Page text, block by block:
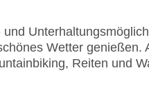
Wetter genießen.
Reiten und